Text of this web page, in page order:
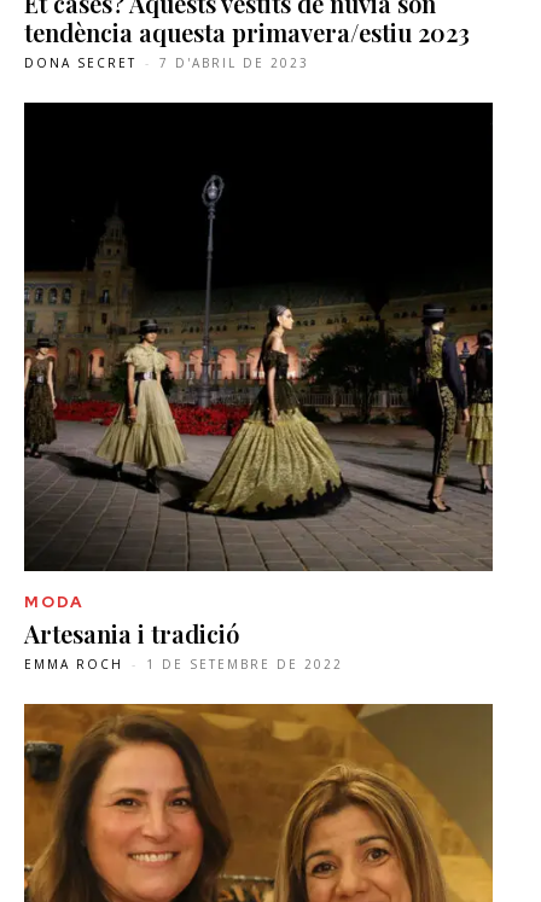
tendència aquesta primavera/estiu 2023
DONA SECRET - 7 D'ABRIL DE 2023
MODA
Artesania i tradició
EMMA ROCH - 1 DE SETEMBRE DE 2022